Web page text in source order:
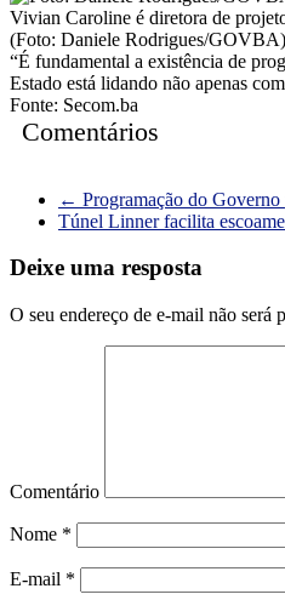
Vivian Caroline é diretora de
(Foto: Daniele Rodrigues/GOVBA)
“É fundamental a existência de
Estado está lidando não apenas
Fonte: Secom.ba
Comentários
← Programação do
Túnel Linner facilita
Deixe uma resposta
O seu endereço de e-mail não será
Comentário
Nome *
E-mail *